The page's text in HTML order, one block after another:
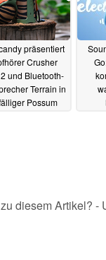
präsentiert
Crusher
und Bluetooth-
Terrain in
Possum
diesem Artikel?